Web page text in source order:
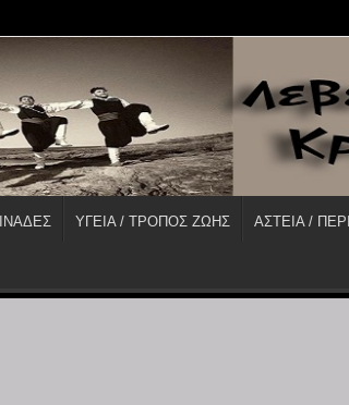
ΥΓΕΙΑ / ΤΡΟΠΟΣ ΖΩΗΣ ΑΣΤΕΙΑ /